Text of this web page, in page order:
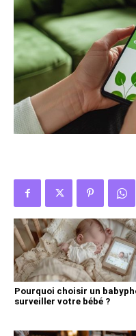
Pourquoi choisir un
surveiller votre bébé ?